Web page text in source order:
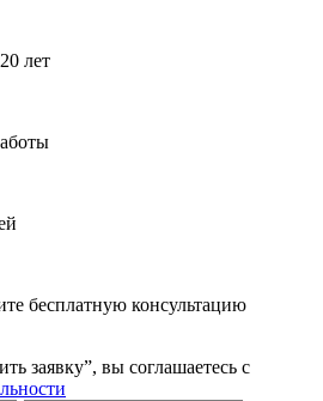
лет
бесплатную консультацию
заявку”, вы соглашаетесь с